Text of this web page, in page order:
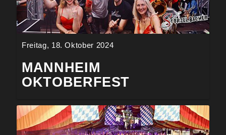
Freitag, 18. Oktober 2024
MANNHEIM
OKTOBERFEST